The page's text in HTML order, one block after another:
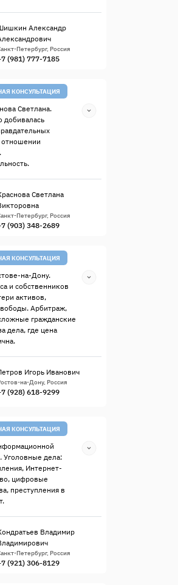
Александр
Петербург, Россия
(981) 777-7185
КОНСУЛЬТАЦИЯ
Светлана.
добивалась
отношении
Светлана
Петербург, Россия
(903) 348-2689
КОНСУЛЬТАЦИЯ
на-Дону.
и собственников
активов,
Арбитраж,
гражданские
дела, где цена
Игорь Иванович
на-Дону, Россия
(928) 618-9299
КОНСУЛЬТАЦИЯ
Уголовные дела:
Интернет-
цифровые
преступления в
Владимир
Петербург, Россия
(921) 306-8129